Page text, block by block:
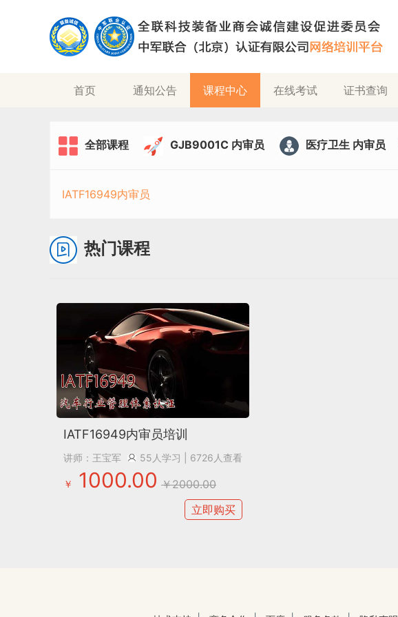
首页(current)通知公告 课程中心 在线考试 证书查询
全部课程 GJB9001C 内审员 医疗卫生 内审员
IATF16949内审员
热门课程
IATF16949内审员培训
讲师：王宝军 55人学习 | 6726人查看
￥ 1000.00 ￥2000.00
立即购买